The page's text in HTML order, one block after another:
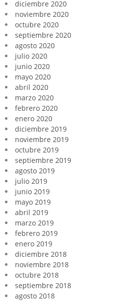
diciembre 2020
noviembre 2020
octubre 2020
septiembre 2020
agosto 2020
julio 2020
junio 2020
mayo 2020
abril 2020
marzo 2020
febrero 2020
enero 2020
diciembre 2019
noviembre 2019
octubre 2019
septiembre 2019
agosto 2019
julio 2019
junio 2019
mayo 2019
abril 2019
marzo 2019
febrero 2019
enero 2019
diciembre 2018
noviembre 2018
octubre 2018
septiembre 2018
agosto 2018